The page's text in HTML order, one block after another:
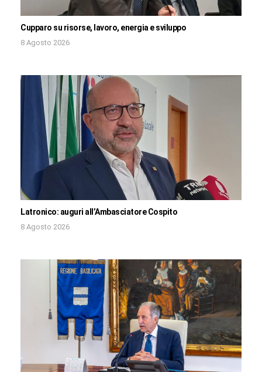
Cupparo su risorse, lavoro, energia e sviluppo
8 Agosto 2026
Latronico: auguri all’Ambasciatore Cospito
8 Agosto 2026